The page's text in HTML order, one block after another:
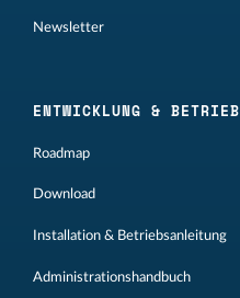
Newsletter
ENTWICKLUNG & BETRIEB
Roadmap
Download
Installation & Betriebsanleitung
Administrationshandbuch